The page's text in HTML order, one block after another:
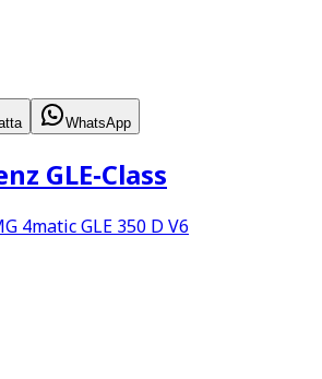
WhatsApp
GLE‑Class
4matic GLE 350 D V6